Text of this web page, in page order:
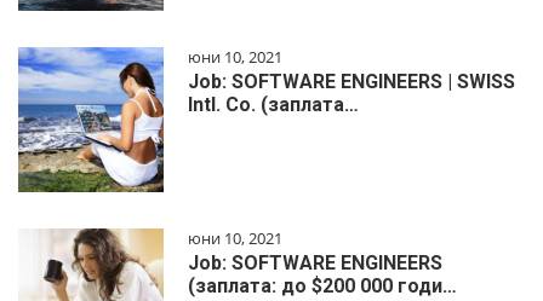
юни 10, 2021
Job: SOFTWARE ENGINEERS | SWISS
Intl. Co. (заплата…
юни 10, 2021
Job: SOFTWARE ENGINEERS
(заплата: до $200 000 годи…